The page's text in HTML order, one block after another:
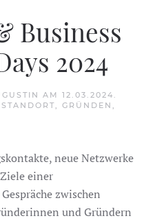
Business
2024
AM 12.03.2024 .
, GRÜNDEN ,
neue Netzwerke
einer
zwischen
und Gründern